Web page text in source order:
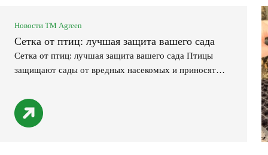
Новости ТМ Agreen
Сетка от птиц: лучшая защита вашего сада
Сетка от птиц: лучшая защита вашего сада Птицы
защищают сады от вредных насекомых и приносят
пением и яркими красками. Но при созревании
овощей, ягод и фруктов они сами становятся
вредителями. Наибольший вред аграриям наносят